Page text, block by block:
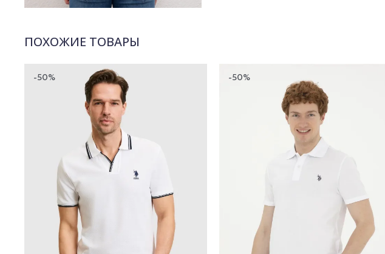
ПОХОЖИЕ ТОВАРЫ
-50% -50%